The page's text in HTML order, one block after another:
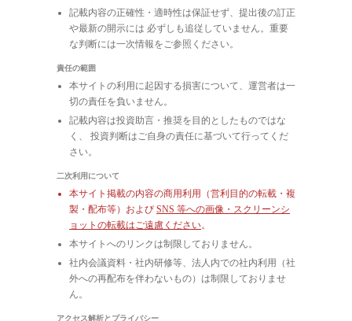
記載内容の正確性・適時性は保証せず、提出後の訂正
や最新の開示には 必ずしも追従していません。重要
な判断には一次情報をご参照ください。
責任の範囲
本サイトの利用に起因する損害について、運営者は一
切の責任を負いません。
記載内容は投資助言・推奨を目的としたものではな
く、 投資判断はご自身の責任に基づいて行ってくだ
さい。
二次利用について
本サイト掲載の内容の商用利用（営利目的の転載・複
製・配布等）および SNS 等への画像・スクリーンシ
ョットの転載はご遠慮ください。
本サイトへのリンクは制限しておりません。
社内会議資料・社内研修等、法人内での社内利用（社
外への再配布を伴わないもの）は制限しておりませ
ん。
アクセス解析とプライバシー